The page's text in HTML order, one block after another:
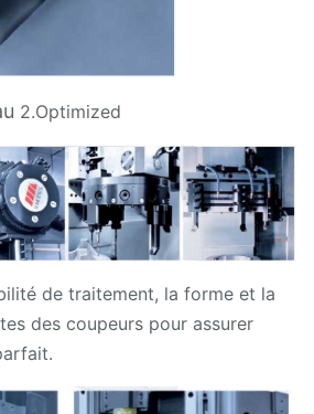
2.Optimized
de traitement, la forme et la
des coupeurs pour assurer